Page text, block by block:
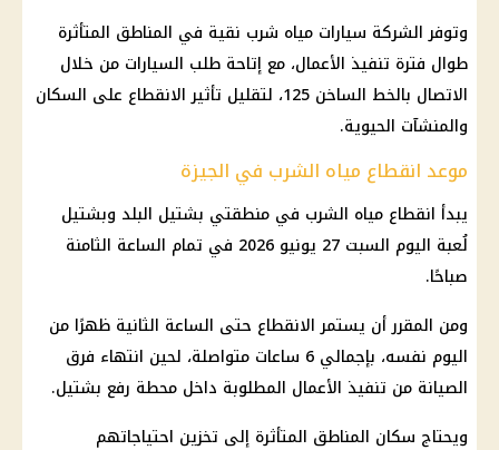
وتوفر الشركة سيارات مياه شرب نقية في المناطق المتأثرة
طوال فترة تنفيذ الأعمال، مع إتاحة طلب السيارات من خلال
الاتصال بالخط الساخن 125، لتقليل تأثير الانقطاع على السكان
والمنشآت الحيوية.
موعد انقطاع مياه الشرب في الجيزة
يبدأ انقطاع مياه الشرب في منطقتي بشتيل البلد وبشتيل
لُعبة اليوم السبت 27 يونيو 2026 في تمام الساعة الثامنة
صباحًا.
ومن المقرر أن يستمر الانقطاع حتى الساعة الثانية ظهرًا من
اليوم نفسه، بإجمالي 6 ساعات متواصلة، لحين انتهاء فرق
الصيانة من تنفيذ الأعمال المطلوبة داخل محطة رفع بشتيل.
ويحتاج سكان المناطق المتأثرة إلى تخزين احتياجاتهم